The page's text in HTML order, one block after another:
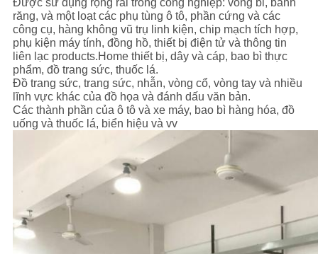
WEB
PRIVACY
POLICY
Được sử dụng rộng rãi trong công nghiệp: vòng bi, bánh
răng, và một loạt các phụ tùng ô tô, phần cứng và các
công cụ, hàng không vũ trụ linh kiện, chip mạch tích hợp,
phụ kiện máy tính, đồng hồ, thiết bị điện tử và thông tin
liên lạc products.Home thiết bị, dây và cáp, bao bì thực
phẩm, đồ trang sức, thuốc lá.
Đồ trang sức, trang sức, nhẫn, vòng cổ, vòng tay và nhiều
lĩnh vực khác của đồ họa và đánh dấu văn bản.
Các thành phần của ô tô và xe máy, bao bì hàng hóa, đồ
uống và thuốc lá, biển hiệu và vv